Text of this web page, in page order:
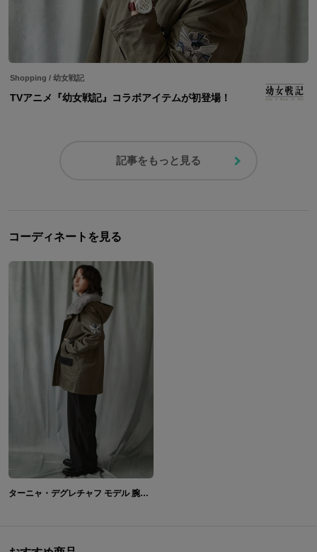
Shopping / 幼女戦記
TVアニメ『幼女戦記』コラボアイテムが初登場！
記事をもっと見る
コーディネートを見る
ターニャ・デグレチャフ モデル 腕時計&アウター&バックパック 幼女戦記